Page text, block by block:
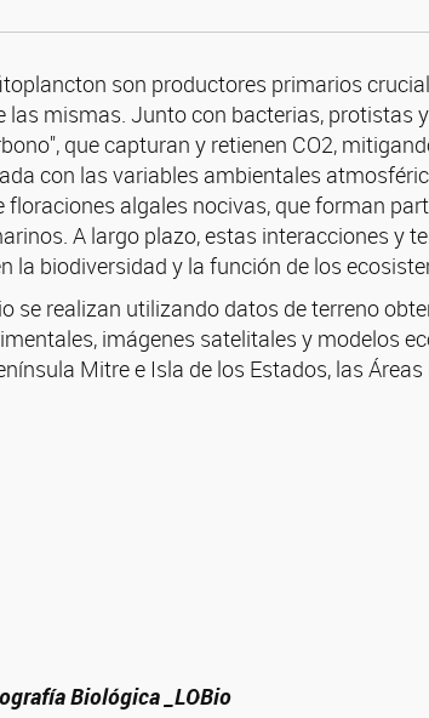
son productores primarios
las mismas. Junto con bacterias, protistas
que capturan y retienen CO2,
con las variables ambientales
algales nocivas, que forman
A largo plazo, estas interacciones y
la biodiversidad y la función de los
se realizan utilizando datos de terreno
imágenes satelitales y modelos
Mitre e Isla de los Estados, las
Biológica _LOBio